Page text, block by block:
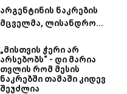
არგენტინის ნაკრების
მცველმა, ლისანდრო...
„მისთვის ჭერი არ
არსებობს“ - დი მარია
თვლის რომ მესის
ნაკრებში თამაში კიდევ
შეუძლია